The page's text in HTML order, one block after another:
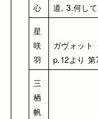
心
道, 3.何して
星
咲
羽
ガヴォット
p.12より 第
三
栖
帆